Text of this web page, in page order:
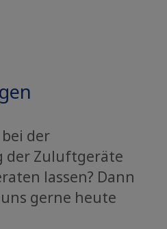
der
der Zuluftgeräte
lassen? Dann
gerne heute